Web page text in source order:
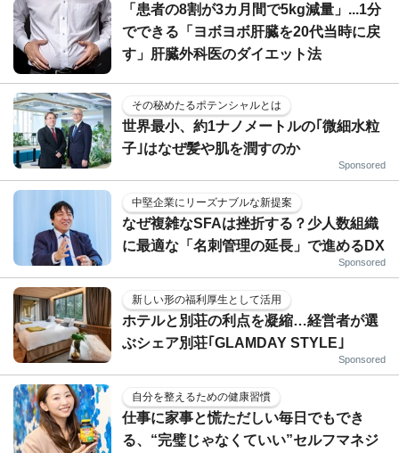
「患者の8割が3カ月間で5kg減量」...1分
でできる「ヨボヨボ肝臓を20代当時に戻
す」肝臓外科医のダイエット法
その秘めたるポテンシャルとは
世界最小、約1ナノメートルの｢微細水粒
子｣はなぜ髪や肌を潤すのか
Sponsored
中堅企業にリーズナブルな新提案
なぜ複雑なSFAは挫折する？少人数組織
に最適な「名刺管理の延長」で進めるDX
Sponsored
新しい形の福利厚生として活用
ホテルと別荘の利点を凝縮…経営者が選
ぶシェア別荘｢GLAMDAY STYLE｣
Sponsored
自分を整えるための健康習慣
仕事に家事と慌ただしい毎日でもでき
る、“完璧じゃなくていい”セルフマネジ